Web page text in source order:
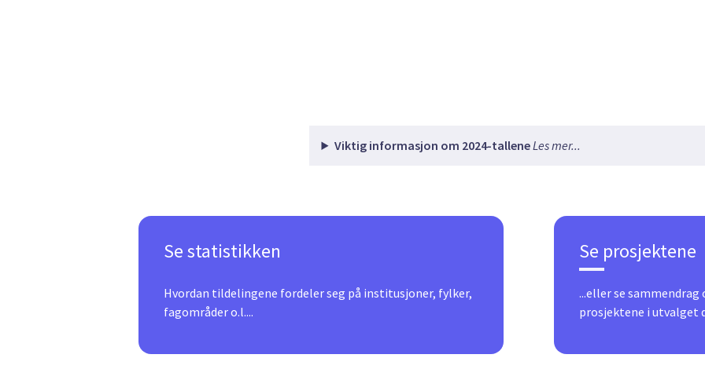
Viktig informasjon om 2024-talleneLes mer...
Se statistikken
Hvordan tildelingene fordeler seg på institusjoner, fylker,
fagområder o.l....
Se prosjektene
...eller se
prosjektene i utvalget